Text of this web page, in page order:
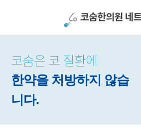
코숨은 코 질환에
한약을 처방하지 않습
니다.